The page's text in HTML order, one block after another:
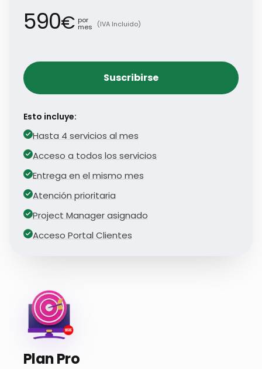
590€ por
mes (IVA Incluido)
Suscribirse
Esto incluye:
Hasta 4 servicios al mes
Acceso a todos los servicios
Entrega en el mismo mes
Atención prioritaria
Project Manager asignado
Acceso Portal Clientes
Plan Pro